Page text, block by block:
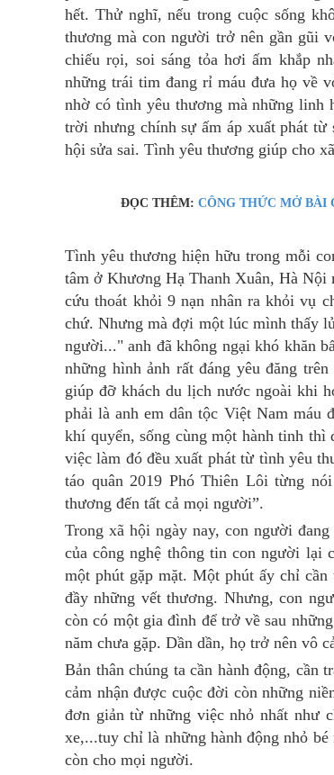
hết. Thử nghĩ, nếu trong cuộc sống
thương mà con người trở nên gần gũi
chiếu rọi, soi sáng tỏa hơi ấm khắp
những trái tim đang rỉ máu đưa họ về
nhờ có tình yêu thương mà những linh
trời nhưng chính sự ấm áp xuất phát
hội sửa sai. Tình yêu thương giúp cho
ĐỌC THÊM: CÔNG THỨC MỞ BÀI
Tình yêu thương hiện hữu trong mỗi
tâm ở Khương Hạ Thanh Xuân, Hà
cứu thoát khỏi 9 nạn nhân ra khỏi vụ
chứ. Nhưng mà đợi một lúc mình thấy
người..." anh đã không ngại khó khăn
những hình ảnh rất đáng yêu đăng
giúp đỡ khách du lịch nước ngoài khi
phải là anh em dân tộc Việt Nam máu
khí quyển, sống cùng một hành tinh thì
việc làm đó đều xuất phát từ tình yêu
táo quân 2019 Phó Thiên Lôi từng
thương đến tất cả mọi người”.
Trong xã hội ngày nay, con người
của công nghệ thông tin con người lại
một phút gặp mặt. Một phút ấy chỉ
đầy những vết thương. Nhưng, con
còn có một gia đình để trở về sau
năm chưa gặp. Dần dần, họ trở nên vô
Bản thân chúng ta cần hành động,
cảm nhận được cuộc đời còn những
đơn giản từ những việc nhỏ nhất như
xe,...tuy chỉ là những hành động nhỏ
còn cho mọi người.